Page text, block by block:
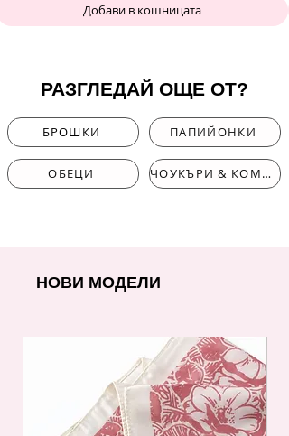
Добави в кошницата
РАЗГЛЕДАЙ ОЩЕ ОТ?
БРОШКИ ПАПИЙОНКИ
ОБЕЦИ ЧОУКЪРИ & КОМПЛЕКТИ
НОВИ МОДЕЛИ